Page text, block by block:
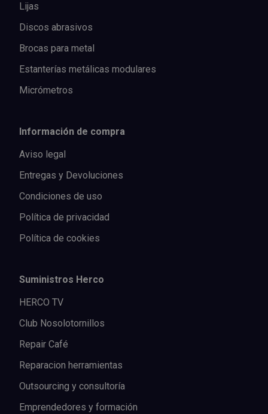
Lijas
Discos abrasivos
Brocas para metal
Estanterías metálicas modulares
Micrómetros
Información de compra
Aviso legal
Entregas y Devoluciones
Condiciones de uso
Política de privacidad
Política de cookies
Suministros Herco
HERCO TV
Club Nosolotornillos
Repair Café
Reparacion herramientas
Outsourcing y consultoría
Emprendedores y formación